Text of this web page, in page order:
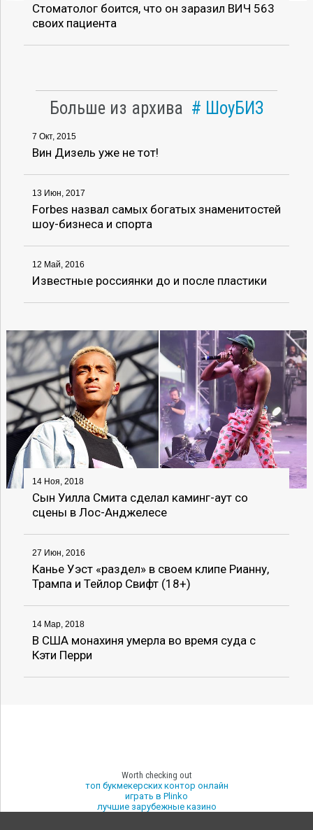
Стоматолог боится, что он заразил ВИЧ 563
своих пациента
Больше из архива ШоуБИЗ
7 Окт, 2015
Вин Дизель уже не тот!
13 Июн, 2017
Forbes назвал самых богатых знаменитостей
шоу-бизнеса и спорта
12 Май, 2016
Известные россиянки до и после пластики
14 Ноя, 2018
Сын Уилла Смита сделал каминг-аут со
сцены в Лос-Анджелесе
27 Июн, 2016
Канье Уэст «раздел» в своем клипе Рианну,
Трампа и Тейлор Свифт (18+)
14 Мар, 2018
В США монахиня умерла во время суда с
Кэти Перри
Worth checking out
топ букмекерских контор онлайн
играть в Plinko
лучшие зарубежные казино